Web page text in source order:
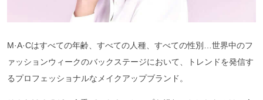
M·A·Cはすべての年齢、すべての人種、すべての性別…世界中のフ
ァッションウィークのバックステージにおいて、トレンドを発信す
るプロフェッショナルなメイクアップブランド。